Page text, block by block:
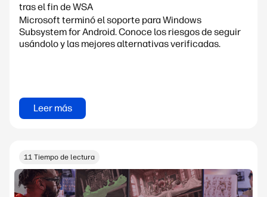
tras el fin de WSA
Microsoft terminó el soporte para Windows
Subsystem for Android. Conoce los riesgos de seguir
usándolo y las mejores alternativas verificadas.
Leer más
11 Tiempo de lectura